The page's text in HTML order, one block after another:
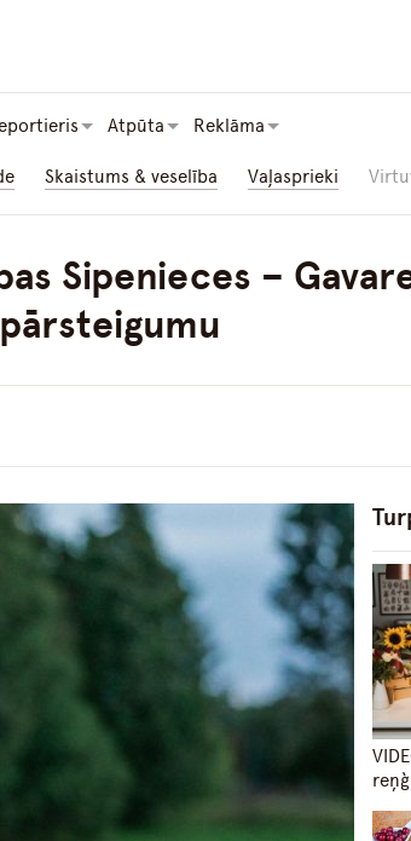
Atpūta Reklāma
Skaistums & veselība Vaļasprieki
Sipenieces –